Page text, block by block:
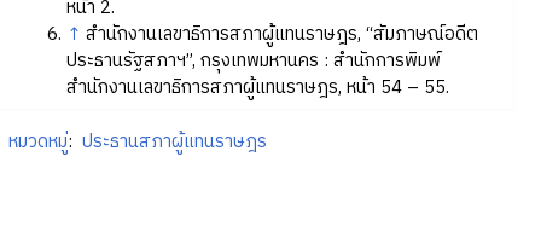
หน้า 2.
↑ สำนักงานเลขาธิการสภาผู้แทนราษฎร, “สัมภาษณ์อดีต
ประธานรัฐสภาฯ”, กรุงเทพมหานคร : สำนักการพิมพ์
สำนักงานเลขาธิการสภาผู้แทนราษฎร, หน้า 54 – 55.
หมวดหมู่: ประธานสภาผู้แทนราษฎร